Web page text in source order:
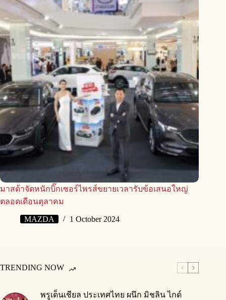
มาสด้าจัดหนักบิ๊กเซอร์ไพรส์ขยายเวลารับข้อเสนอใหญ่
ตลอดเดือนตุลาคม
MAZDA 1 October 2024
TRENDING NOW
พรูเด็นเชียล ประเทศไทย ผนึก มิชลิน ไกด์